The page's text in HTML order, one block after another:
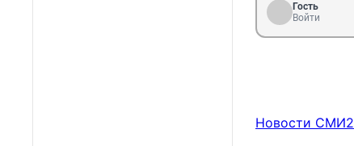
Гость
Войти
Новости СМИ2